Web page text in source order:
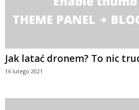
Jak latać dronem? To nic
16 lutego 2021